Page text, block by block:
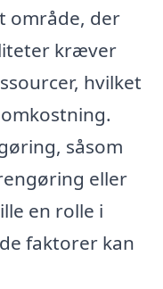
område, der
kræver
hvilket
såsom
eller
en rolle i
faktorer kan